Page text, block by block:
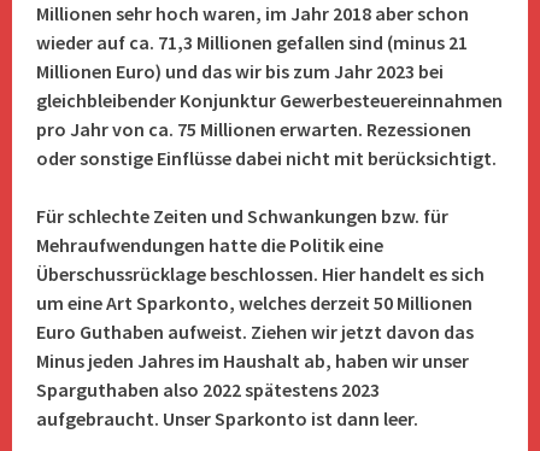
Millionen sehr hoch waren, im Jahr 2018 aber schon
wieder auf ca. 71,3 Millionen gefallen sind (minus 21
Millionen Euro) und das wir bis zum Jahr 2023 bei
gleichbleibender Konjunktur Gewerbesteuereinnahmen
pro Jahr von ca. 75 Millionen erwarten. Rezessionen
oder sonstige Einflüsse dabei nicht mit berücksichtigt.
Für schlechte Zeiten und Schwankungen bzw. für
Mehraufwendungen hatte die Politik eine
Überschussrücklage beschlossen. Hier handelt es sich
um eine Art Sparkonto, welches derzeit 50 Millionen
Euro Guthaben aufweist. Ziehen wir jetzt davon das
Minus jeden Jahres im Haushalt ab, haben wir unser
Sparguthaben also 2022 spätestens 2023
aufgebraucht. Unser Sparkonto ist dann leer.